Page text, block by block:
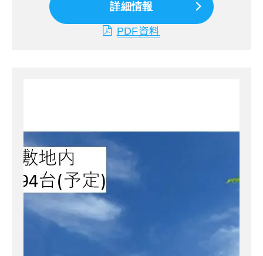
詳細情報
PDF資料